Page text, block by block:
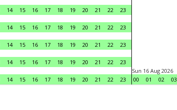
14 15 16 17 18 19 20 21 22
23
14 15 16 17 18 19 20 21 22
23
14 15 16 17 18 19 20 21 22
23
14 15 16 17 18 19 20 21 22
23
14 15 16 17 18 19 20 21 22 23
Sun 16 Aug 2026
00
01 02 03